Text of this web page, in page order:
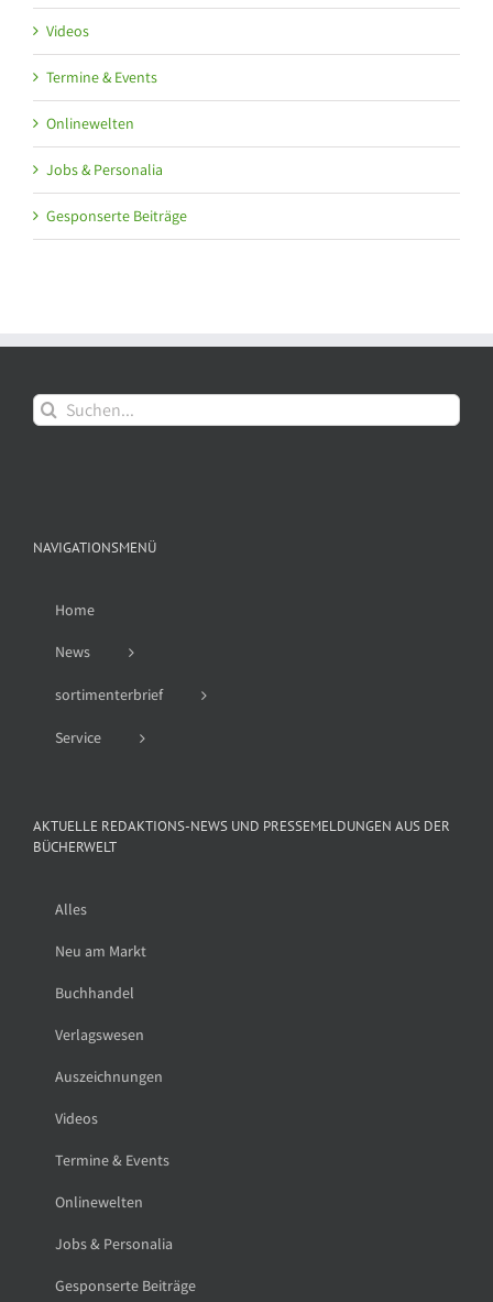
Videos
Termine & Events
Onlinewelten
Jobs & Personalia
Gesponserte Beiträge
Suche
nach:
NAVIGATIONSMENÜ
Home
News
sortimenterbrief
Service
AKTUELLE REDAKTIONS-NEWS UND PRESSEMELDUNGEN AUS DER
BÜCHERWELT
Alles
Neu am Markt
Buchhandel
Verlagswesen
Auszeichnungen
Videos
Termine & Events
Onlinewelten
Jobs & Personalia
Gesponserte Beiträge